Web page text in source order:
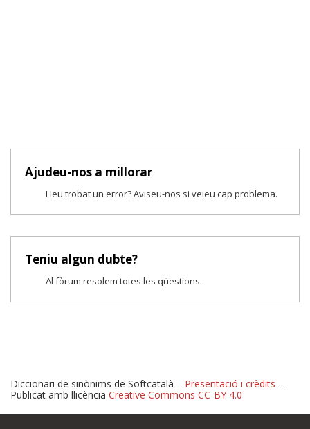
Ajudeu-nos a millorar
Heu trobat un error? Aviseu-nos si veieu cap problema.
Teniu algun dubte?
Al fòrum resolem totes les qüestions.
Diccionari de sinònims de Softcatalà – Presentació i crèdits –
Publicat amb llicència Creative Commons CC-BY 4.0